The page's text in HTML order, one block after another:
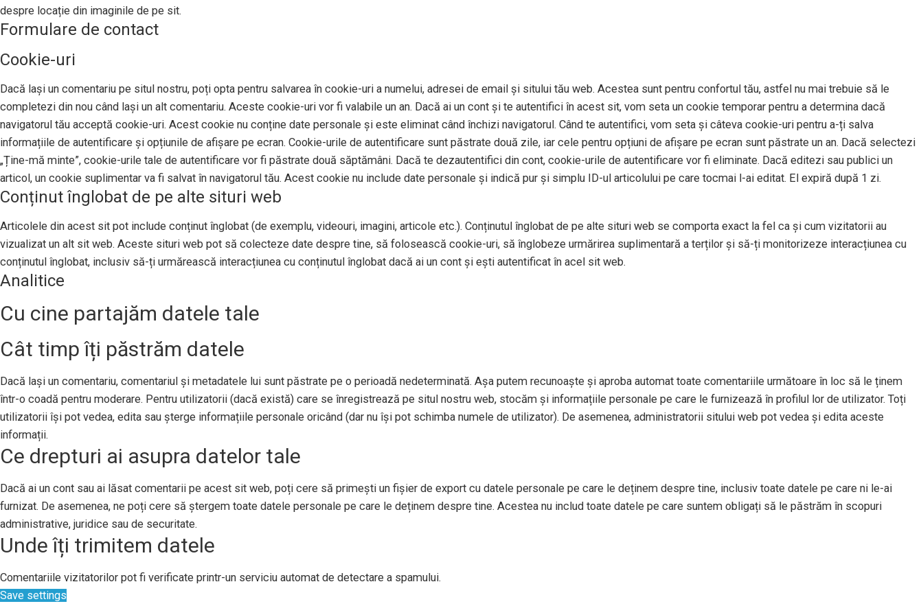
despre locație din imaginile de pe sit.
Formulare de contact
Cookie-uri
Dacă lași un comentariu pe situl nostru, poți opta pentru salvarea în cookie-uri a numelui, adresei de email și sitului tău web. Acestea sunt pentru confortul tău, astfel nu mai trebuie să le
completezi din nou când lași un alt comentariu. Aceste cookie-uri vor fi valabile un an. Dacă ai un cont și te autentifici în acest sit, vom seta un cookie temporar pentru a determina dacă
navigatorul tău acceptă cookie-uri. Acest cookie nu conține date personale și este eliminat când închizi navigatorul. Când te autentifici, vom seta și câteva cookie-uri pentru a-ți salva
informațiile de autentificare și opțiunile de afișare pe ecran. Cookie-urile de autentificare sunt păstrate două zile, iar cele pentru opțiuni de afișare pe ecran sunt păstrate un an. Dacă selectezi
„Ține-mă minte”, cookie-urile tale de autentificare vor fi păstrate două săptămâni. Dacă te dezautentifici din cont, cookie-urile de autentificare vor fi eliminate. Dacă editezi sau publici un
articol, un cookie suplimentar va fi salvat în navigatorul tău. Acest cookie nu include date personale și indică pur și simplu ID-ul articolului pe care tocmai l-ai editat. El expiră după 1 zi.
Conținut înglobat de pe alte situri web
Articolele din acest sit pot include conținut înglobat (de exemplu, videouri, imagini, articole etc.). Conținutul înglobat de pe alte situri web se comporta exact la fel ca și cum vizitatorii au
vizualizat un alt sit web. Aceste situri web pot să colecteze date despre tine, să folosească cookie-uri, să înglobeze urmărirea suplimentară a terților și să-ți monitorizeze interacțiunea cu
conținutul înglobat, inclusiv să-ți urmărească interacțiunea cu conținutul înglobat dacă ai un cont și ești autentificat în acel sit web.
Analitice
Cu cine partajăm datele tale
Cât timp îți păstrăm datele
Dacă lași un comentariu, comentariul și metadatele lui sunt păstrate pe o perioadă nedeterminată. Așa putem recunoaște și aproba automat toate comentariile următoare în loc să le ținem
într-o coadă pentru moderare. Pentru utilizatorii (dacă există) care se înregistrează pe situl nostru web, stocăm și informațiile personale pe care le furnizează în profilul lor de utilizator. Toți
utilizatorii își pot vedea, edita sau șterge informațiile personale oricând (dar nu își pot schimba numele de utilizator). De asemenea, administratorii sitului web pot vedea și edita aceste
informații.
Ce drepturi ai asupra datelor tale
Dacă ai un cont sau ai lăsat comentarii pe acest sit web, poți cere să primești un fișier de export cu datele personale pe care le deținem despre tine, inclusiv toate datele pe care ni le-ai
furnizat. De asemenea, ne poți cere să ștergem toate datele personale pe care le deținem despre tine. Acestea nu includ toate datele pe care suntem obligați să le păstrăm în scopuri
administrative, juridice sau de securitate.
Unde îți trimitem datele
Comentariile vizitatorilor pot fi verificate printr-un serviciu automat de detectare a spamului.
Save settings